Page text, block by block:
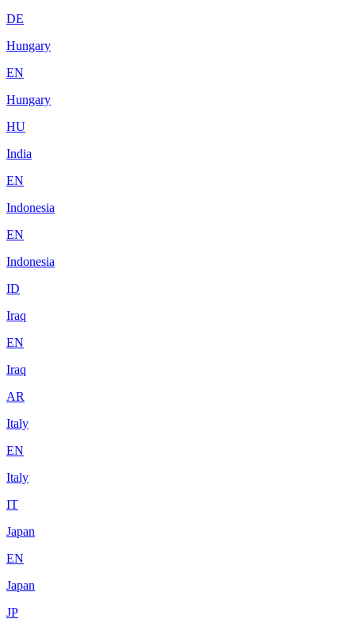
DE
Hungary
EN
Hungary
HU
India
EN
Indonesia
EN
Indonesia
ID
Iraq
EN
Iraq
AR
Italy
EN
Italy
IT
Japan
EN
Japan
JP